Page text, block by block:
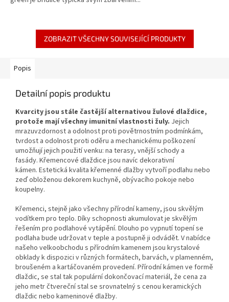
ZOBRAZIT VŠECHNY SOUVISEJÍCÍ PRODUKTY
Popis
Detailní popis produktu
Kvarcity jsou stále častější alternativou žulové dlaždice,
protože mají všechny imunitní vlastnosti žuly. Jejich
mrazuvzdornost a odolnost proti povětrnostním podmínkám,
tvrdost a odolnost proti oděru a mechanickému poškození
umožňují jejich použití venku: na terasy, vnější schody a
fasády. Křemencové dlaždice jsou navíc dekorativní
kámen. Estetická kvalita křemenné dlažby vytvoří podlahu nebo
zeď obloženou dekorem kuchyně, obývacího pokoje nebo
koupelny.
Křemenci, stejně jako všechny přírodní kameny, jsou skvělým
vodítkem pro teplo. Díky schopnosti akumulovat je skvělým
řešením pro podlahové vytápění. Dlouho po vypnutí topení se
podlaha bude udržovat v teple a postupně ji odvádět. V nabídce
našeho velkoobchodu s přírodním kamenem jsou krystalové
obklady k dispozici v různých formátech, barvách, v plamenném,
broušeném a kartáčovaném provedení. Přírodní kámen ve formě
dlaždic, se stal tak populární dokončovací materiál, že cena za
jeho metr čtvereční stal se srovnatelný s cenou keramických
dlaždic nebo kameninové dlažby.